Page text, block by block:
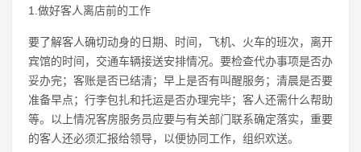
1.做好客人离店前的工作
要了解客人确切动身的日期、时间，飞机、火车的班次，离开
宾馆的时间，交通车辆接送安排情况。要检查代办事项是否办
妥办完；客账是否已结清；早上是否有叫醒服务；清晨是否要
准备早点；行李包扎和托运是否办理完毕；客人还需什么帮助
等。以上情况客房服务员应要与有关部门联系确定落实，重要
的客人还必须汇报给领导，以便协同工作，组织欢送。